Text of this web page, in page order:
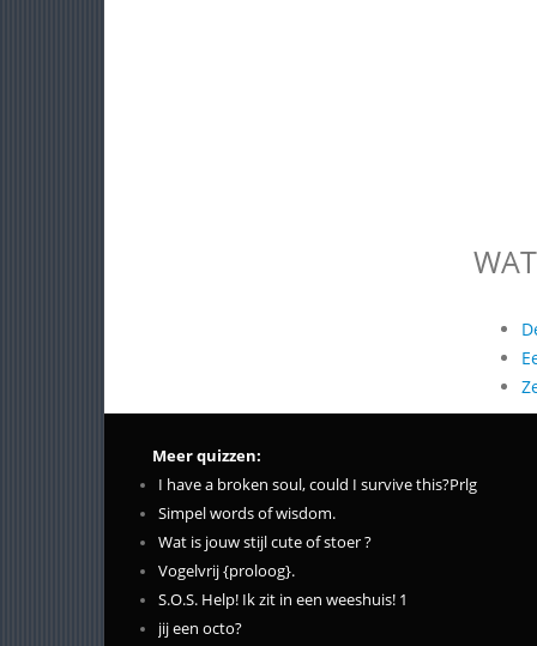
Meer quizzen:
I have a broken soul, could I survive this?Prlg
Simpel words of wisdom.
Wat is jouw stijl cute of stoer ?
Vogelvrij {proloog}.
S.O.S. Help! Ik zit in een weeshuis! 1
jij een octo?